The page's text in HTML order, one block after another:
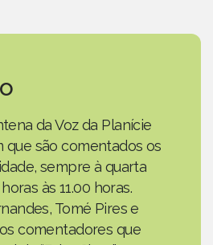
da Voz da Planície
que são comentados os
sempre à quarta
às 11.00 horas.
Tomé Pires e
comentadores que